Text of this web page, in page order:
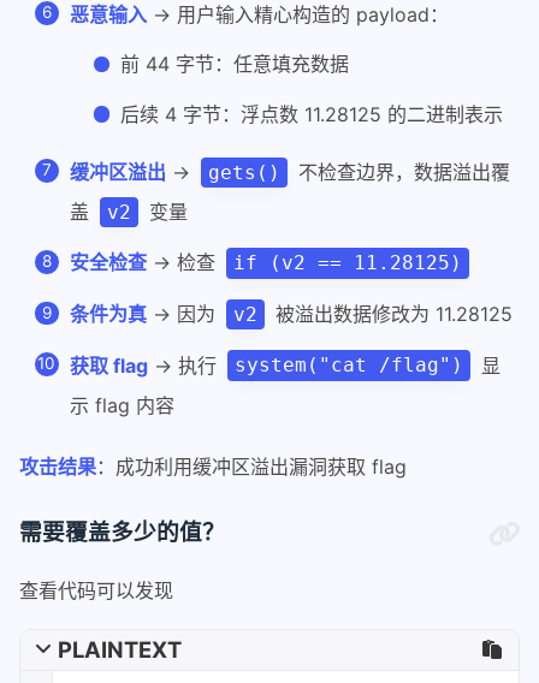
恶意输入→ 用户输入精心构造的 payload：
前 44 字节：任意填充数据
后续 4 字节：浮点数 11.28125 的二进制表示
缓冲区溢出 → gets()
不检查边界，数据溢出覆
盖
v2 变量
安全检查→ 检查 if (v2 == 11.28125)
条件为真→ 因为 v2 被溢出数据修改为 11.28125
获取 flag→ 执行 system("cat /flag")
显
示 flag 内容
攻击结果：成功利用缓冲区溢出漏洞获取 flag
需要覆盖多少的值？
查看代码可以发现
PLAINTEXT